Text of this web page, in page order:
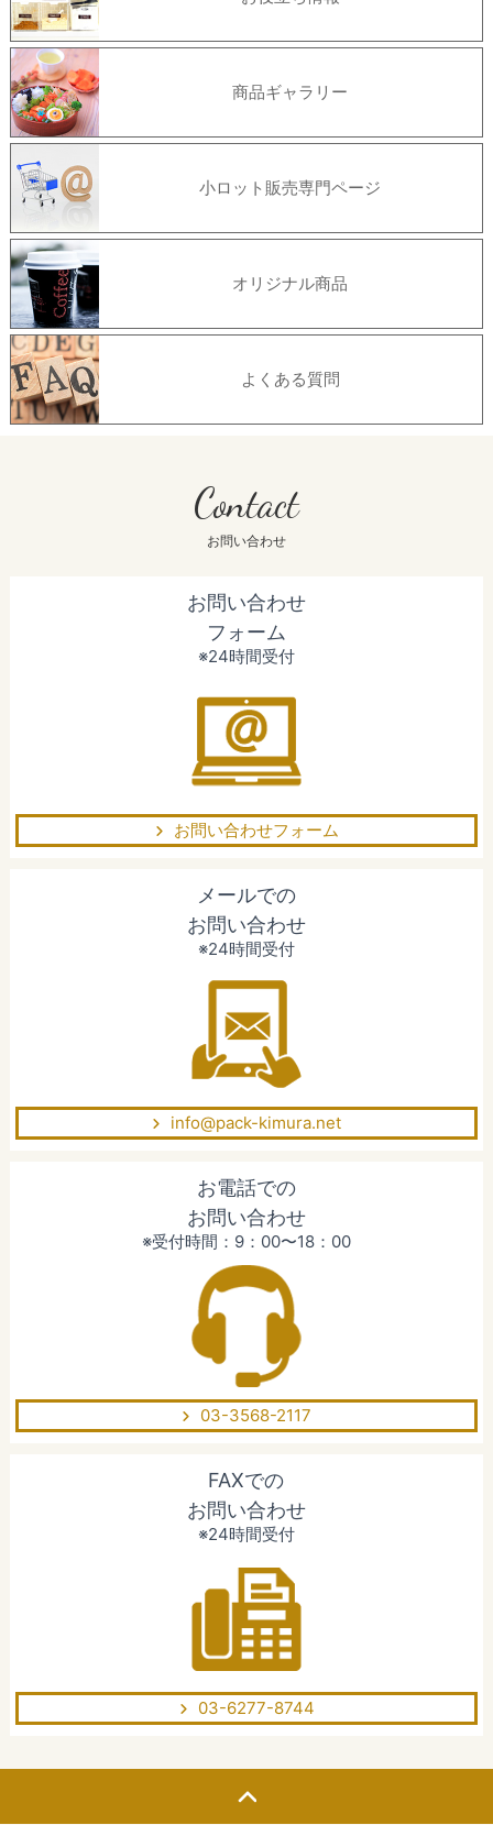
商品ギャラリー
小ロット販売専門ページ
オリジナル商品
よくある質問
Contact
お問い合わせ
お問い合わせ
フォーム
※24時間受付
お問い合わせフォーム
メールでの
お問い合わせ
※24時間受付
info@pack-kimura.net
お電話での
お問い合わせ
※受付時間：9：00〜18：00
03-3568-2117
FAXでの
お問い合わせ
※24時間受付
03-6277-8744